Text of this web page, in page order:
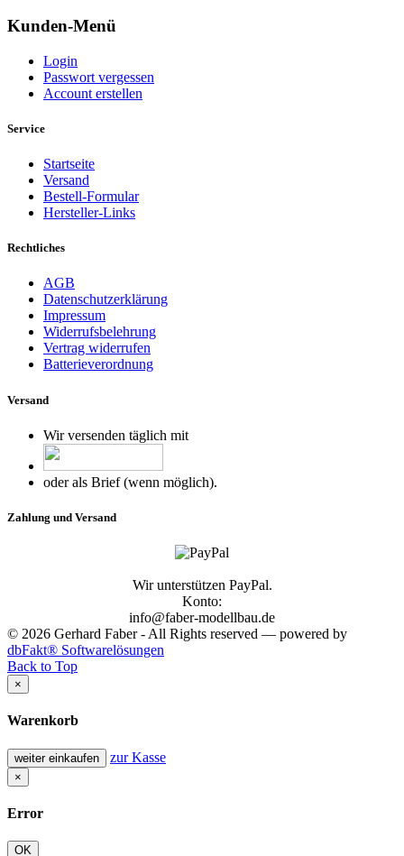
Kunden-Menü
Login
Passwort vergessen
Account erstellen
Service
Startseite
Versand
Bestell-Formular
Hersteller-Links
Rechtliches
AGB
Datenschutzerklärung
Impressum
Widerrufsbelehrung
Vertrag widerrufen
Batterieverordnung
Versand
Wir versenden täglich mit
oder als Brief (wenn möglich).
Zahlung und Versand
Wir unterstützen PayPal.
Konto:
info@faber-modellbau.de
© 2026 Gerhard Faber - All Rights reserved — powered by
dbFakt® Softwarelösungen
Back to Top
×
Warenkorb
weiter einkaufen zur Kasse
×
Error
OK